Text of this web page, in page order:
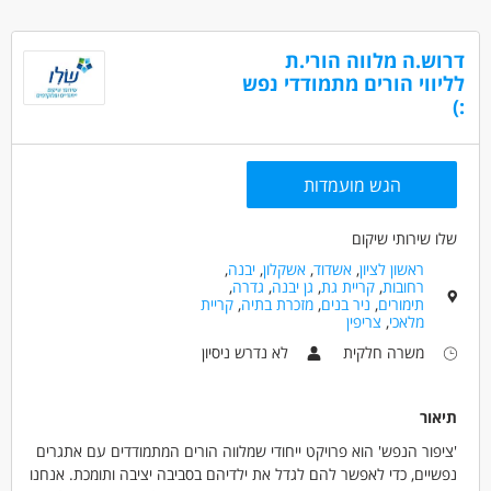
דרוש.ה מלווה הורי.ת
לליווי הורים מתמודדי נפש
:)
הגש מועמדות
שלו שירותי שיקום
ראשון לציון,אשדוד,אשקלון,יבנה,
רחובות,קריית גת, גן יבנה, גדרה,
תימורים, ניר בנים,מזכרת בתיה,קריית
מלאכי, צריפין
משרה חלקית
לא נדרש ניסיון
תיאור
'ציפור הנפש' הוא פרויקט ייחודי שמלווה הורים המתמודדים עם אתגרים
נפשיים, כדי לאפשר להם לגדל את ילדיהם בסביבה יציבה ותומכת. אנחנו